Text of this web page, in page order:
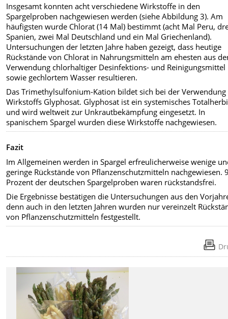
Insgesamt konnten acht verschiedene Wirkstoffe in den
Spargelproben nachgewiesen werden (siehe Abbildung 3). Am
häufigsten wurde Chlorat (14 Mal) bestimmt (acht Mal Peru,
Spanien, zwei Mal Deutschland und ein Mal Griechenland).
Untersuchungen der letzten Jahre haben gezeigt, dass heutige
Rückstände von Chlorat in Nahrungsmitteln am ehesten aus
Verwendung chlorhaltiger Desinfektions- und Reinigungsmittel
sowie gechlortem Wasser resultieren.
Das Trimethylsulfonium-Kation bildet sich bei der Verwendung
Wirkstoffs Glyphosat. Glyphosat ist ein systemisches
und wird weltweit zur Unkrautbekämpfung eingesetzt. In
spanischem Spargel wurden diese Wirkstoffe nachgewiesen.
Fazit
Im Allgemeinen werden in Spargel erfreulicherweise wenige
geringe Rückstände von Pflanzenschutzmitteln nachgewiesen.
Prozent der deutschen Spargelproben waren rückstandsfrei.
Die Ergebnisse bestätigen die Untersuchungen aus den
denn auch in den letzten Jahren wurden nur vereinzelt
von Pflanzenschutzmitteln festgestellt.